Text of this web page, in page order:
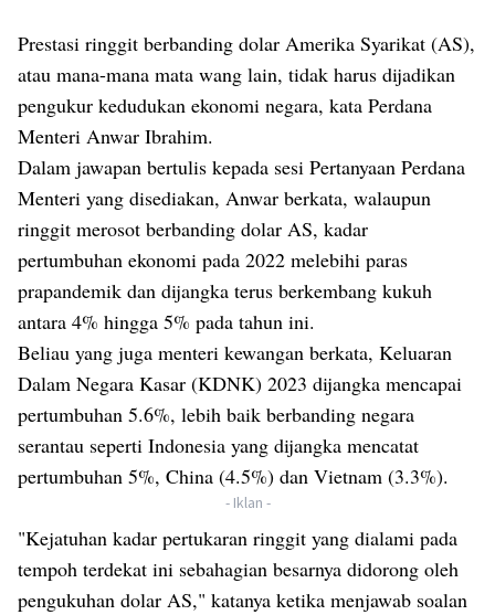
Prestasi ringgit berbanding dolar Amerika Syarikat (AS),
atau mana-mana mata wang lain, tidak harus dijadikan
pengukur kedudukan ekonomi negara, kata Perdana
Menteri Anwar Ibrahim.
Dalam jawapan bertulis kepada sesi Pertanyaan Perdana
Menteri yang disediakan, Anwar berkata, walaupun
ringgit merosot berbanding dolar AS, kadar
pertumbuhan ekonomi pada 2022 melebihi paras
prapandemik dan dijangka terus berkembang kukuh
antara 4% hingga 5% pada tahun ini.
Beliau yang juga menteri kewangan berkata, Keluaran
Dalam Negara Kasar (KDNK) 2023 dijangka mencapai
pertumbuhan 5.6%, lebih baik berbanding negara
serantau seperti Indonesia yang dijangka mencatat
pertumbuhan 5%, China (4.5%) dan Vietnam (3.3%).
- Iklan -
"Kejatuhan kadar pertukaran ringgit yang dialami pada
tempoh terdekat ini sebahagian besarnya didorong oleh
pengukuhan dolar AS," katanya ketika menjawab soalan